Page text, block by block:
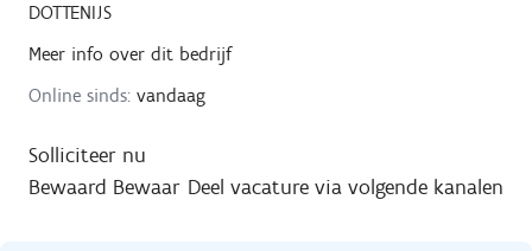
DOTTENIJS
Meer info over dit bedrijf
Online sinds: vandaag
Solliciteer nu
Bewaard Bewaar Deel vacature via volgende kanalen